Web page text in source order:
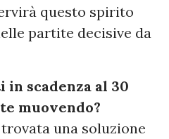
questo spirito
partite decisive da
scadenza al 30
muovendo?
una soluzione